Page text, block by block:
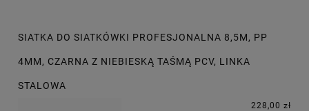
SIATKA DO SIATKÓWKI PROFESJONALNA 8,5M, PP
4MM, CZARNA Z NIEBIESKĄ TAŚMĄ PCV, LINKA
STALOWA
228,00 zł